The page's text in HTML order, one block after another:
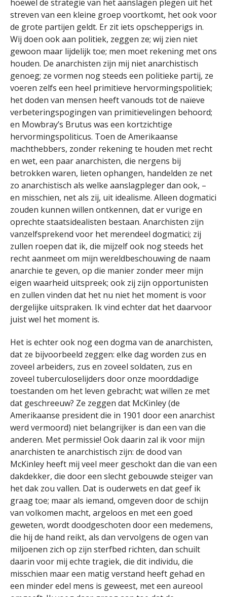
hoewel de strategie van het aanslagen plegen uit het
streven van een kleine groep voortkomt, het ook voor
de grote partijen geldt. Er zit iets opschepperigs in.
Wij doen ook aan politiek, zeggen ze; wij zien niet
gewoon maar lijdelijk toe; men moet rekening met ons
houden. De anarchisten zijn mij niet anarchistisch
genoeg; ze vormen nog steeds een politieke partij, ze
voeren zelfs een heel primitieve hervormingspolitiek;
het doden van mensen heeft vanouds tot de naïeve
verbeteringspogingen van primitievelingen behoord;
en Mowbray’s Brutus was een kortzichtige
hervormingspoliticus. Toen de Amerikaanse
machthebbers, zonder rekening te houden met recht
en wet, een paar anarchisten, die nergens bij
betrokken waren, lieten ophangen, handelden ze net
zo anarchistisch als welke aanslagpleger dan ook, –
en misschien, net als zij, uit idealisme. Alleen dogmatici
zouden kunnen willen ontkennen, dat er vurige en
oprechte staatsidealisten bestaan. Anarchisten zijn
vanzelfsprekend voor het merendeel dogmatici; zij
zullen roepen dat ik, die mijzelf ook nog steeds het
recht aanmeet om mijn wereldbeschouwing de naam
anarchie te geven, op die manier zonder meer mijn
eigen waarheid uitspreek; ook zij zijn opportunisten
en zullen vinden dat het nu niet het moment is voor
dergelijke uitspraken. Ik vind echter dat het daarvoor
juist wel het moment is.
Het is echter ook nog een dogma van de anarchisten,
dat ze bijvoorbeeld zeggen: elke dag worden zus en
zoveel arbeiders, zus en zoveel soldaten, zus en
zoveel tuberculoselijders door onze moorddadige
toestanden om het leven gebracht; wat willen ze met
dat geschreeuw? Ze zeggen dat McKinley (de
Amerikaanse president die in 1901 door een anarchist
werd vermoord) niet belangrijker is dan een van die
anderen. Met permissie! Ook daarin zal ik voor mijn
anarchisten te anarchistisch zijn: de dood van
McKinley heeft mij veel meer geschokt dan die van een
dakdekker, die door een slecht gebouwde steiger van
het dak zou vallen. Dat is ouderwets en dat geef ik
graag toe; maar als iemand, omgeven door de schijn
van volkomen macht, argeloos en met een goed
geweten, wordt doodgeschoten door een medemens,
die hij de hand reikt, als dan vervolgens de ogen van
miljoenen zich op zijn sterfbed richten, dan schuilt
daarin voor mij echte tragiek, die dit individu, die
misschien maar een matig verstand heeft gehad en
een minder edel mens is geweest, met een aureool